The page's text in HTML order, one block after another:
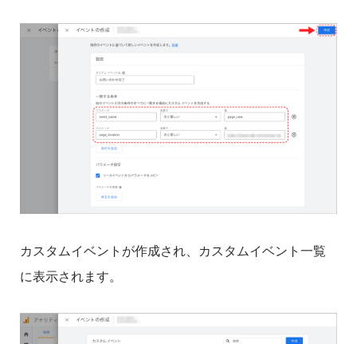
カスタムイベントが作成され、カスタムイベント一覧
に表示されます。